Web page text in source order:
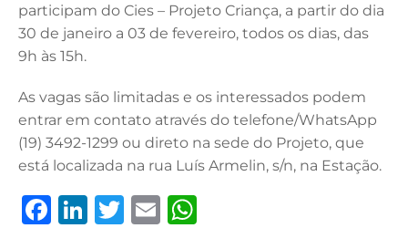
participam do Cies – Projeto Criança, a partir do dia
30 de janeiro a 03 de fevereiro, todos os dias, das
9h às 15h.
As vagas são limitadas e os interessados podem
entrar em contato através do telefone/WhatsApp
(19) 3492-1299 ou direto na sede do Projeto, que
está localizada na rua Luís Armelin, s/n, na Estação.
F
Li T
E